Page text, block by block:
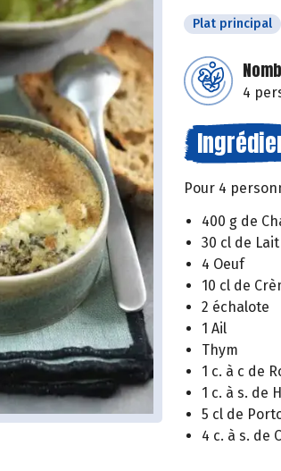
Plat principal
4
Pour 4
400 g de
30 cl de
4 Oeuf
10 cl de
2 échalote
1 Ail
Thym
1 c. à c de
1 c. à s. de
5 cl de
4 c. à s. de